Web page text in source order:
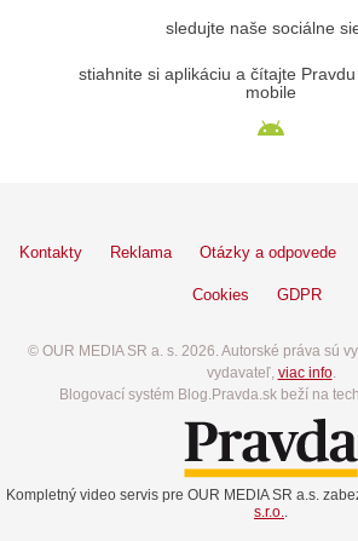
sledujte naše sociálne
stiahnite si aplikáciu a čítajte
mobile
Kontakty Reklama Otázky a odpovede
Cookies GDPR
© OUR MEDIA SR a. s. 2026. Autorské práva sú
vydavateľ, viac info.
Blogovací systém Blog.Pravda.sk beží na
Kompletný video servis pre OUR MEDIA SR a.s.
s.r.o..